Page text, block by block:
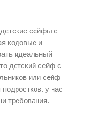
сейфы с
кодовые и
идеальный
детский сейф с
или сейф
у нас
требования.